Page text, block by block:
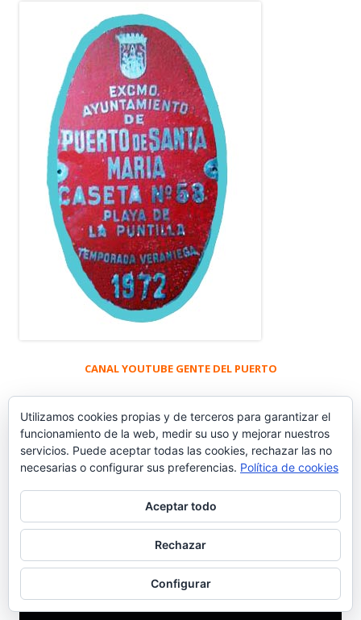
CANAL YOUTUBE GENTE DEL PUERTO
Suscribirse Canal YouTube Gente del Puerto
CANAL DE YOUTUBE
de
vídeo
Utilizamos cookies propias y de terceros para garantizar el
funcionamiento de la web, medir su uso y mejorar nuestros
servicios. Puede aceptar todas las cookies, rechazar las no
necesarias o configurar sus preferencias. Política de cookies
Aceptar todo
Rechazar
Configurar